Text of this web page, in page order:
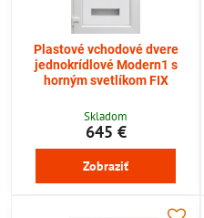
Plastové vchodové dvere
jednokrídlové Modern1 s
horným svetlíkom FIX
Skladom
645 €
Zobraziť